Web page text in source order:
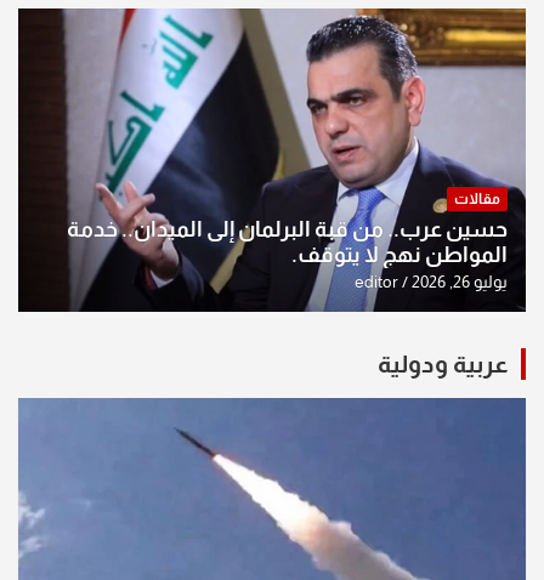
مقالات
حسين عرب.. من قبة البرلمان إلى الميدان.. خدمة
المواطن نهج لا يتوقف.
يوليو 26, 2026 editor
عربية ودولية